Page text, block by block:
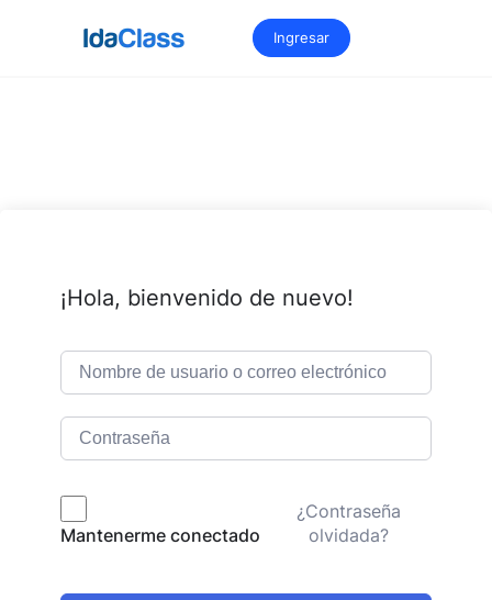
Ingresar
¡Hola, bienvenido de nuevo!
Mantenerme conectado
¿Contraseña
olvidada?